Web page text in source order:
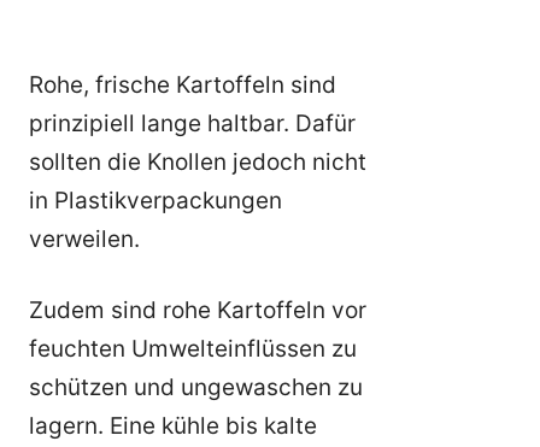
Rohe, frische Kartoffeln sind
prinzipiell lange haltbar. Dafür
sollten die Knollen jedoch nicht
in Plastikverpackungen
verweilen.
Zudem sind rohe Kartoffeln vor
feuchten Umwelteinflüssen zu
schützen und ungewaschen zu
lagern. Eine kühle bis kalte